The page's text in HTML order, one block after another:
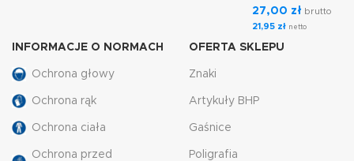
27,00 zł brutto
21,95 zł netto
INFORMACJE O NORMACH
Ochrona głowy
Ochrona rąk
Ochrona ciała
Ochrona przed
OFERTA SKLEPU
Znaki
Artykuły BHP
Gaśnice
Poligrafia